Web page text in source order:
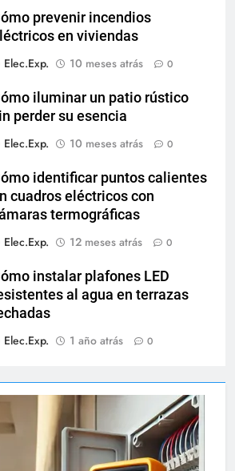
prevenir incendios
en viviendas
Elec.Exp.
10 meses atrás 0
iluminar un patio rústico
perder su esencia
Elec.Exp.
10 meses atrás 0
identificar puntos calientes
cuadros eléctricos con
termográficas
Elec.Exp.
12 meses atrás 0
instalar plafones LED
al agua en terrazas
Elec.Exp.
1 año atrás 0